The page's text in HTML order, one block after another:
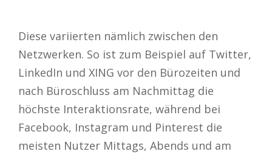
Diese variierten nämlich zwischen den
Netzwerken. So ist zum Beispiel auf Twitter,
LinkedIn und XING vor den Bürozeiten und
nach Büroschluss am Nachmittag die
höchste Interaktionsrate, während bei
Facebook, Instagram und Pinterest die
meisten Nutzer Mittags, Abends und am